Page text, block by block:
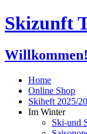
Skizunft
Willkommen!
Home
Online Shop
Skiheft 2025/
Im Winter
Ski-und